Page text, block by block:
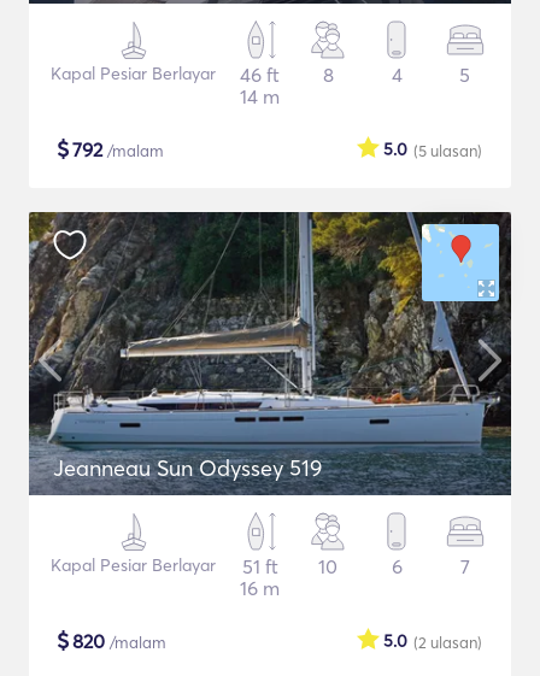
Kapal Pesiar Berlayar
46 ft
14 m
8 4 5
$792/malam (5 ulasan)
5.0
Jeanneau Sun Odyssey 519
Kapal Pesiar Berlayar
51 ft
16 m
10 6 7
$820 /malam (2 ulasan)
5.0